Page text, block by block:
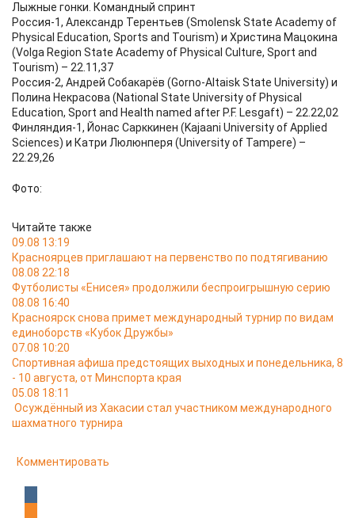
Лыжные гонки. Командный спринт
Россия-1, Александр Терентьев (Smolensk State Academy of
Physical Education, Sports and Tourism) и Христина Мацокина
(Volga Region State Academy of Physical Culture, Sport and
Tourism) – 22.11,37
Россия-2, Андрей Собакарёв (Gorno-Altaisk State University) и
Полина Некрасова (National State University of Physical
Education, Sport and Health named after P.F. Lesgaft) – 22.22,02
Финляндия-1, Йонас Сарккинен (Kajaani University of Applied
Sciences) и Катри Люлюнперя (University of Tampere) –
22.29,26
Фото:
Читайте также
09.08 13:19
Красноярцев приглашают на первенство по подтягиванию
08.08 22:18
Футболисты «Енисея» продолжили беспроигрышную серию
08.08 16:40
Красноярск снова примет международный турнир по видам
единоборств «Кубок Дружбы»
07.08 10:20
Спортивная афиша предстоящих выходных и понедельника, 8
- 10 августа, от Минспорта края
05.08 18:11
Осуждённый из Хакасии стал участником международного
шахматного турнира
Комментировать